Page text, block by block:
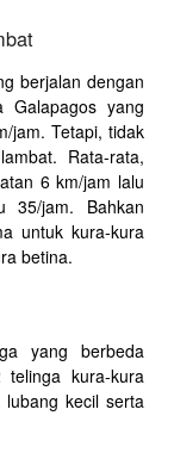
berjalan dengan
Galapagos yang
jam. Tetapi, tidak
Rata-rata,
6 km/jam lalu
35/jam. Bahkan
untuk kura-kura
betina.
yang berbeda
kura-kura
kecil serta